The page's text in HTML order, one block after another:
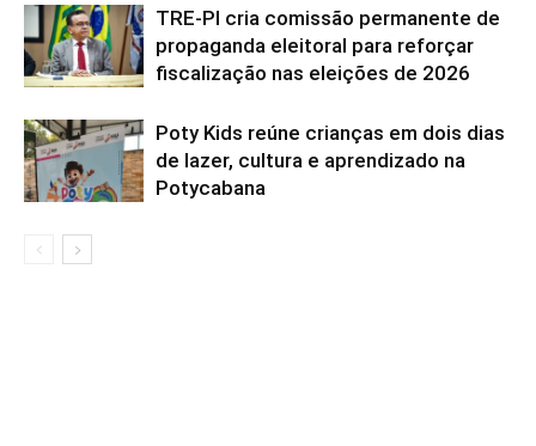
TRE-PI cria comissão permanente de
propaganda eleitoral para reforçar
fiscalização nas eleições de 2026
Poty Kids reúne crianças em dois dias
de lazer, cultura e aprendizado na
Potycabana